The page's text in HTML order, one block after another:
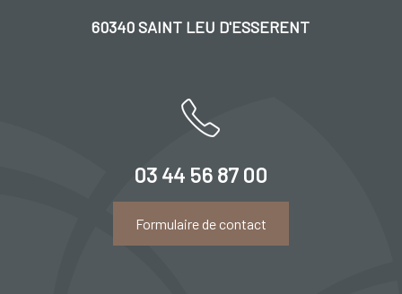
60340 SAINT LEU D'ESSERENT
03 44 56 87 00
Formulaire de contact